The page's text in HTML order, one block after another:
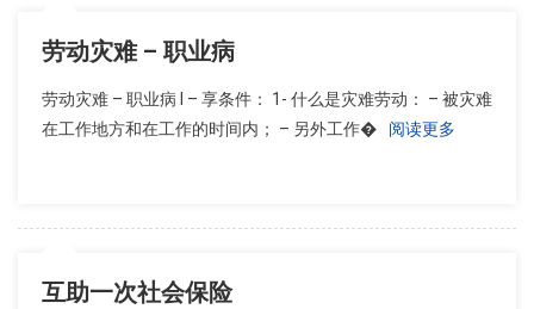
劳动灾难 – 职业病
劳动灾难 – 职业病 I – 享条件： 1- 什么是灾难劳动： – 被灾难
在工作地方和在工作的时间内； – 另外工作�
阅读更多
互助一次社会保险